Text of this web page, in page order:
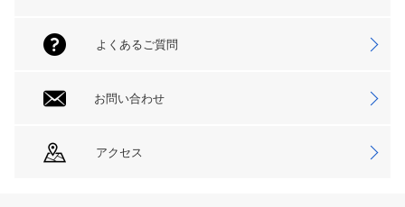
よくあるご質問
お問い合わせ
アクセス